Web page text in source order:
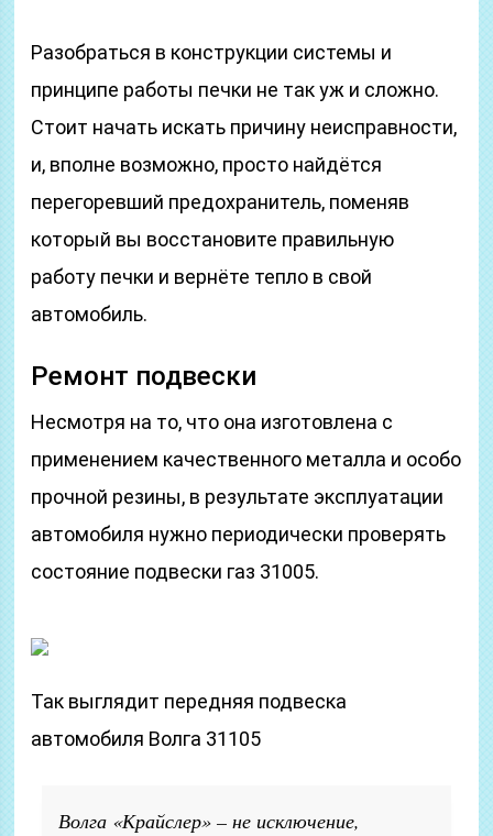
Разобраться в конструкции системы и
принципе работы печки не так уж и сложно.
Стоит начать искать причину неисправности,
и, вполне возможно, просто найдётся
перегоревший предохранитель, поменяв
который вы восстановите правильную
работу печки и вернёте тепло в свой
автомобиль.
Ремонт подвески
Несмотря на то, что она изготовлена с
применением качественного металла и особо
прочной резины, в результате эксплуатации
автомобиля нужно периодически проверять
состояние подвески газ 31005.
Так выглядит передняя подвеска
автомобиля Волга 31105
Волга «Крайслер» – не исключение,